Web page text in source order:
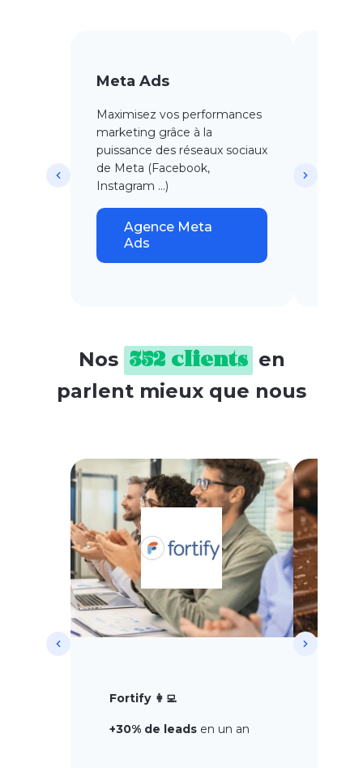
Meta Ads
Maximisez vos performances
marketing grâce à la
puissance des réseaux sociaux
de Meta (Facebook,
Instagram …)
Agence Meta
Ads
Nos 352 clients en
parlent mieux que nous
Fortify 👩‍💻
+30% de leadsen un an